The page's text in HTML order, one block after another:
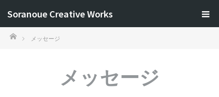
Soranoue Creative Works
ホーム メッセージ
メッセージ